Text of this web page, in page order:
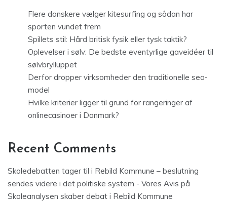
Flere danskere vælger kitesurfing og sådan har
sporten vundet frem
Spillets stil: Hård britisk fysik eller tysk taktik?
Oplevelser i sølv: De bedste eventyrlige gaveidéer til
sølvbrylluppet
Derfor dropper virksomheder den traditionelle seo-
model
Hvilke kriterier ligger til grund for rangeringer af
onlinecasinoer i Danmark?
Recent Comments
Skoledebatten tager til i Rebild Kommune – beslutning
sendes videre i det politiske system - Vores Avis på
Skoleanalysen skaber debat i Rebild Kommune